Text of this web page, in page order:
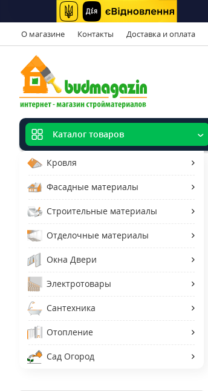
О магазине Контакты Доставка и оплата
Каталог товаров
Кровля
Фасадные материалы
Строительные материалы
Отделочные материалы
Окна Двери
Электротовары
Сантехника
Отопление
Сад Огород